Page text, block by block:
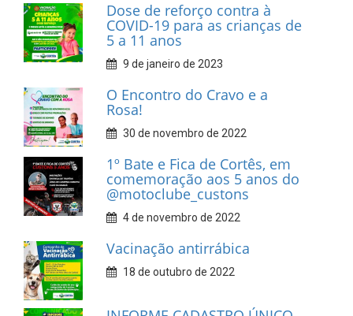
Dose de reforço contra à
COVID-19 para as crianças de
5 a 11 anos
9 de janeiro de 2023
O Encontro do Cravo e a
Rosa!
30 de novembro de 2022
1º Bate e Fica de Cortês, em
comemoração aos 5 anos do
@motoclube_custons
4 de novembro de 2022
Vacinação antirrábica
18 de outubro de 2022